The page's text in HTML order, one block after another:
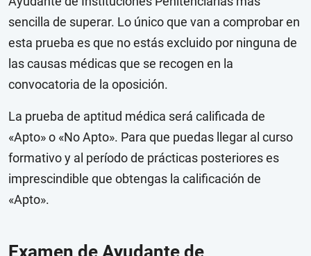
sencilla de superar. Lo único que van a comprobar en
esta prueba es que no estás excluido por ninguna de
las causas médicas que se recogen en la
convocatoria de la oposición.
La prueba de aptitud médica será calificada de
«Apto» o «No Apto». Para que puedas llegar al curso
formativo y al período de prácticas posteriores es
imprescindible que obtengas la calificación de
«Apto».